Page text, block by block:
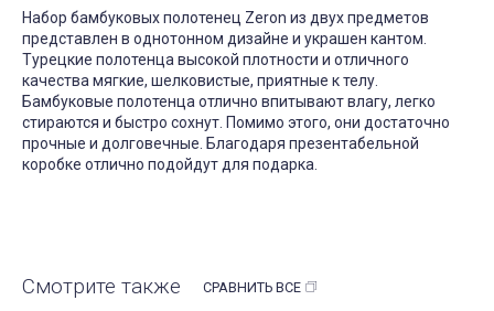
Набор бамбуковых полотенец Zeron из двух предметов
представлен в однотонном дизайне и украшен кантом.
Турецкие полотенца высокой плотности и отличного
качества мягкие, шелковистые, приятные к телу.
Бамбуковые полотенца отлично впитывают влагу, легко
стираются и быстро сохнут. Помимо этого, они достаточно
прочные и долговечные. Благодаря презентабельной
коробке отлично подойдут для подарка.
Смотрите также СРАВНИТЬ ВСЕ